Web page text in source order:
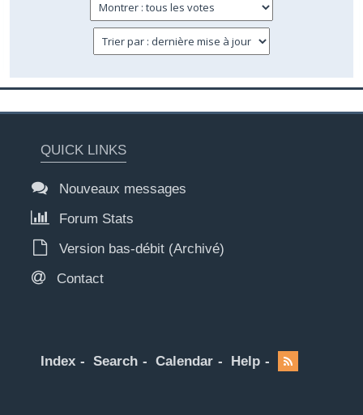
QUICK LINKS
Nouveaux messages
Forum Stats
Version bas-débit (Archivé)
Contact
Index Search Calendar Help